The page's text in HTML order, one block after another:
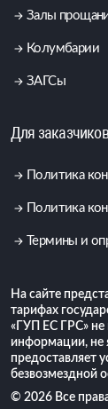
Залы
Колумбарии
ЗАГСы
Для заказчиков
Политика
Политика
Термины и
На сайте
тарифах
«ГУП ЕС ГРС» не
информации, не
предоставляет
безвозмездной
© 2026 Все